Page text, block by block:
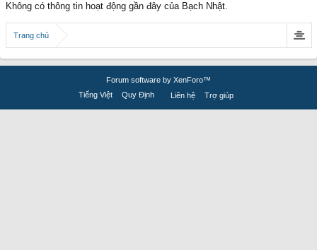
Không có thông tin hoạt động gần đây của Bạch Nhật.
Trang chủ
Forum software by XenForo™
Tiếng Việt
Quy Định Liên hệ Trợ giúp